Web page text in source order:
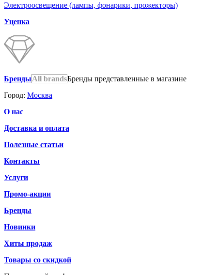
Электроосвещение (лампы, фонарики, прожекторы)
Уценка
БрендыAll brandsБренды представленные в магазине
Город: Москва
О нас
Доставка и оплата
Полезные статьи
Контакты
Услуги
Промо-акции
Бренды
Новинки
Хиты продаж
Товары со скидкой